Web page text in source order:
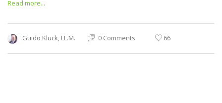
Read more...
Guido Kluck, LL.M. 0 Comments 66